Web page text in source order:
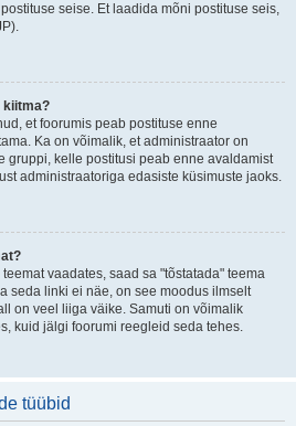
seise. Et laadida mõni postituse seis,
kiitma?
et foorumis peab postituse enne
Ka on võimalik, et administraator on
gruppi, kelle postitusi peab enne avaldamist
administraatoriga edasiste küsimuste jaoks.
teemat vaadates, saad sa "tõstatada" teema
seda linki ei näe, on see moodus ilmselt
on veel liiga väike. Samuti on võimalik
kuid jälgi foorumi reegleid seda tehes.
tüübid